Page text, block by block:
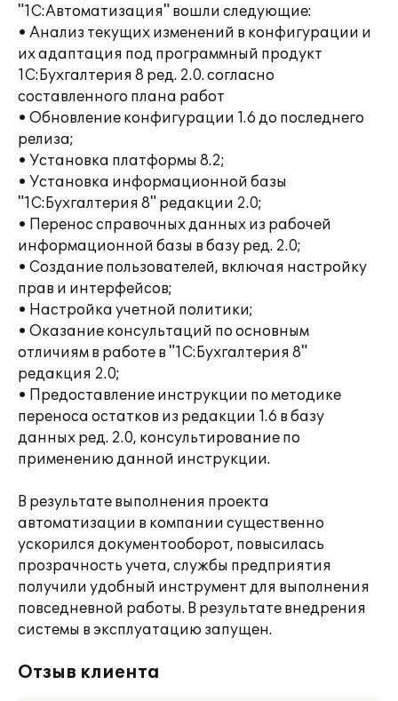
"1С:Автоматизация" вошли следующие:
• Анализ текущих изменений в конфигурации и
их адаптация под программный продукт
1С:Бухгалтерия 8 ред. 2.0. согласно
составленного плана работ
• Обновление конфигурации 1.6 до последнего
релиза;
• Установка платформы 8.2;
• Установка информационной базы
"1С:Бухгалтерия 8" редакции 2.0;
• Перенос справочных данных из рабочей
информационной базы в базу ред. 2.0;
• Создание пользователей, включая настройку
прав и интерфейсов;
• Настройка учетной политики;
• Оказание консультаций по основным
отличиям в работе в "1С:Бухгалтерия 8"
редакция 2.0;
• Предоставление инструкции по методике
переноса остатков из редакции 1.6 в базу
данных ред. 2.0, консультирование по
применению данной инструкции.
В результате выполнения проекта
автоматизации в компании существенно
ускорился документооборот, повысилась
прозрачность учета, службы предприятия
получили удобный инструмент для выполнения
повседневной работы. В результате внедрения
системы в эксплуатацию запущен.
Отзыв клиента